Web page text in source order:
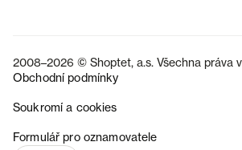
2008–2026 © Shoptet, a.s. Všechna práva
Obchodní podmínky
Soukromí a cookies
Formulář pro oznamovatele